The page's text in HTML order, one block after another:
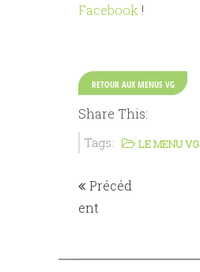
Facebook !
RETOUR AUX MENUS VG
Share This:
Tags: LE MENU VG
Précéd
ent